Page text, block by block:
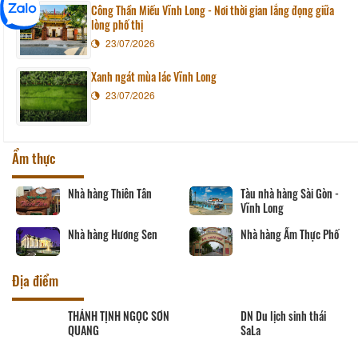
Công Thần Miếu Vĩnh Long - Nơi thời gian lắng đọng giữa
lòng phố thị
23/07/2026
Xanh ngát mùa lác Vĩnh Long
23/07/2026
Ẩm thực
Nhà hàng Thiên Tân
Tàu nhà hàng Sài Gòn -
Vĩnh Long
Nhà hàng Hương Sen
Nhà hàng Ẩm Thực Phố
Địa điểm
THÁNH TỊNH NGỌC SƠN
QUANG
DN Du lịch sinh thái
SaLa